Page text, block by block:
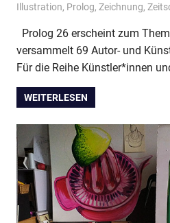
Illustration, Prolog, Zeichnung,
Prolog 26 erscheint zum
versammelt 69 Autor- und
Für die Reihe Künstler*innen
WEITERLESEN